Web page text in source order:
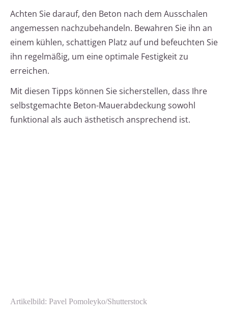
Achten Sie darauf, den Beton nach dem Ausschalen
angemessen nachzubehandeln. Bewahren Sie ihn an
einem kühlen, schattigen Platz auf und befeuchten Sie
ihn regelmäßig, um eine optimale Festigkeit zu
erreichen.
Mit diesen Tipps können Sie sicherstellen, dass Ihre
selbstgemachte Beton-Mauerabdeckung sowohl
funktional als auch ästhetisch ansprechend ist.
Artikelbild: Pavel Pomoleyko/Shutterstock